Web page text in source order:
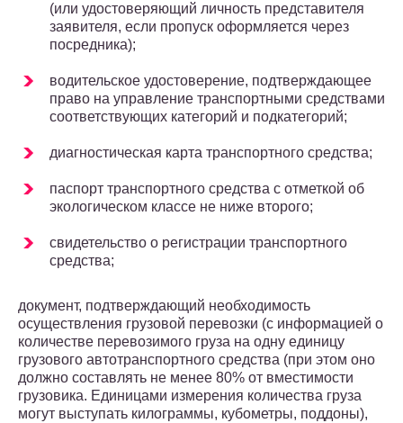
(или удостоверяющий личность представителя
заявителя, если пропуск оформляется через
посредника);
водительское удостоверение, подтверждающее
право на управление транспортными средствами
соответствующих категорий и подкатегорий;
диагностическая карта транспортного средства;
паспорт транспортного средства с отметкой об
экологическом классе не ниже второго;
свидетельство о регистрации транспортного
средства;
документ, подтверждающий необходимость
осуществления грузовой перевозки (с информацией о
количестве перевозимого груза на одну единицу
грузового автотранспортного средства (при этом оно
должно составлять не менее 80% от вместимости
грузовика. Единицами измерения количества груза
могут выступать килограммы, кубометры, поддоны),